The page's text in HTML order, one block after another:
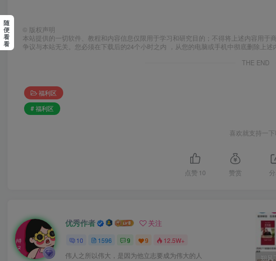
© 版权声明
本站提供的一切软件、教程和内容信息仅限用于学习和研究目的；不得将上述内容用
争议与本站无关。您必须在下载后的24个小时之内 ，从您的电脑或手机中彻底删除上述
THE END
福利区
# 福利区
喜欢就支持一
点赞 10 赞赏
优秀作者 关注
10 1596 9 9 12.5W+
伟人之所以伟大，是因为他立志要成为伟大的人
随
便
看
看